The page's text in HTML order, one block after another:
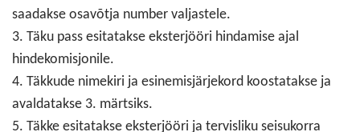
saadakse osavõtja number valjastele.
3. Täku pass esitatakse eksterjööri hindamise ajal
hindekomisjonile.
4. Täkkude nimekiri ja esinemisjärjekord koostatakse ja
avaldatakse 3. märtsiks.
5. Täkke esitatakse eksterjööri ja tervisliku seisukorra